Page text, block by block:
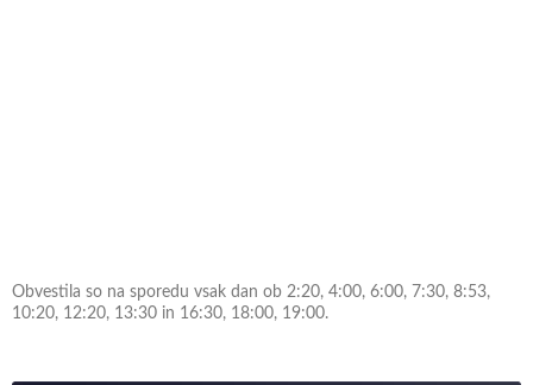
Obvestila so na sporedu vsak dan ob 2:20, 4:00, 6:00, 7:30, 8:53,
10:20, 12:20, 13:30 in 16:30, 18:00, 19:00.